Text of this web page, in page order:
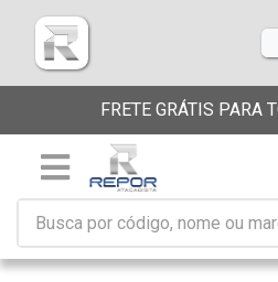
FRETE GRÁTIS PARA